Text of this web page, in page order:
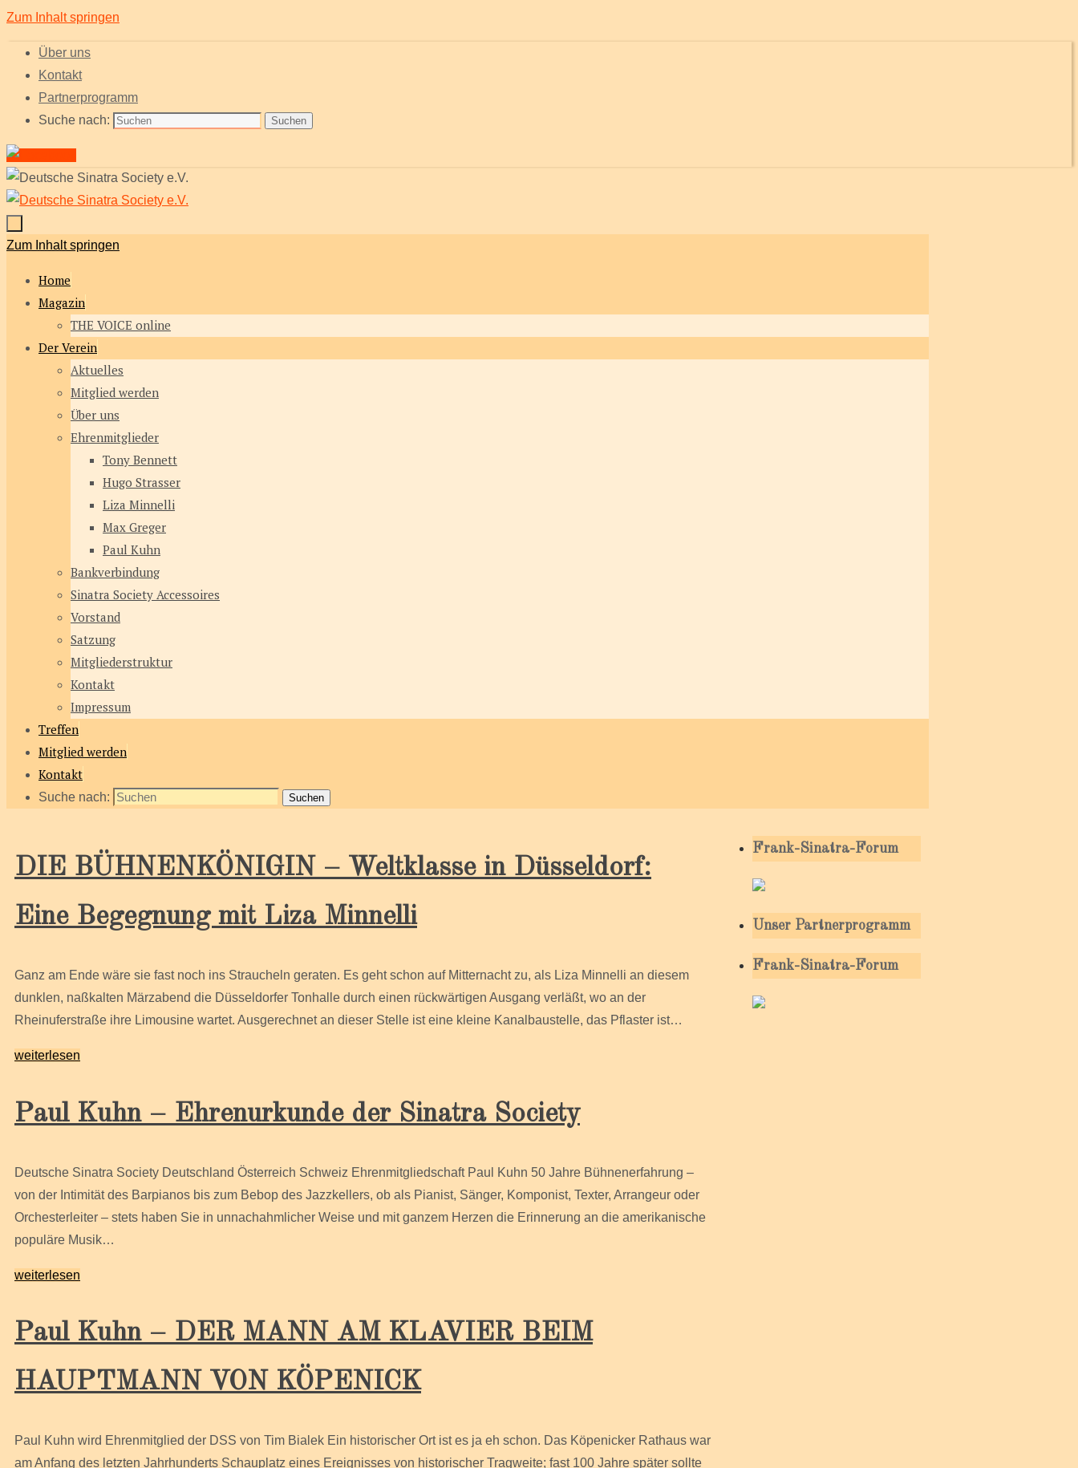
Zum Inhalt springen
Über uns
Kontakt
Partnerprogramm
Suche nach:
Suchen
Zum Inhalt springen
Home
Magazin
THE VOICE online
Der Verein
Aktuelles
Mitglied werden
Über uns
Ehrenmitglieder
Tony Bennett
Hugo Strasser
Liza Minnelli
Max Greger
Paul Kuhn
Bankverbindung
Sinatra Society Accessoires
Vorstand
Satzung
Mitgliederstruktur
Kontakt
Impressum
Treffen
Mitglied werden
Kontakt
Suche nach: Suchen
DIE BÜHNENKÖNIGIN – Weltklasse in Düsseldorf:
Eine Begegnung mit Liza Minnelli
Ganz am Ende wäre sie fast noch ins Straucheln geraten. Es geht schon auf Mitternacht zu, als Liza Minnelli an diesem
dunklen, naßkalten Märzabend die Düsseldorfer Tonhalle durch einen rückwärtigen Ausgang verläßt, wo an der
Rheinuferstraße ihre Limousine wartet. Ausgerechnet an dieser Stelle ist eine kleine Kanalbaustelle, das Pflaster ist…
weiterlesen
Paul Kuhn – Ehrenurkunde der Sinatra Society
Deutsche Sinatra Society Deutschland Österreich Schweiz Ehrenmitgliedschaft Paul Kuhn 50 Jahre Bühnenerfahrung –
von der Intimität des Barpianos bis zum Bebop des Jazzkellers, ob als Pianist, Sänger, Komponist, Texter, Arrangeur oder
Orchesterleiter – stets haben Sie in unnachahmlicher Weise und mit ganzem Herzen die Erinnerung an die amerikanische
populäre Musik…
weiterlesen
Paul Kuhn – DER MANN AM KLAVIER BEIM
HAUPTMANN VON KÖPENICK
Paul Kuhn wird Ehrenmitglied der DSS von Tim Bialek Ein historischer Ort ist es ja eh schon. Das Köpenicker Rathaus war
am Anfang des letzten Jahrhunderts Schauplatz eines Ereignisses von historischer Tragweite; fast 100 Jahre später sollte
Frank-Sinatra-Forum
Unser Partnerprogramm
Frank-Sinatra-Forum